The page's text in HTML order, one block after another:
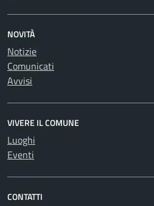
NOVITÀ
Notizie
Comunicati
Avvisi
VIVERE IL COMUNE
Luoghi
Eventi
CONTATTI